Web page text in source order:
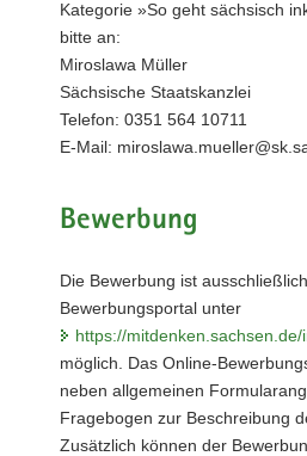
Kategorie »So geht sächsisch
bitte an:
Miroslawa Müller
Sächsische Staatskanzlei
Telefon: 0351 564 10711
E-Mail:
Bewerbung
Die Bewerbung ist
Bewerbungsportal unter
https://
möglich. Das Online-
neben allgemeinen
Fragebogen zur Beschreibung
Zusätzlich können der